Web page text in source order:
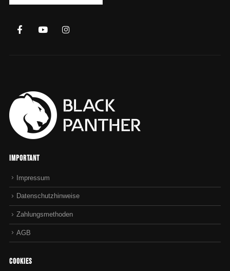
Important
Impressum
Datenschutzhinweise
Zahlungsmethoden
AGB
Cookies